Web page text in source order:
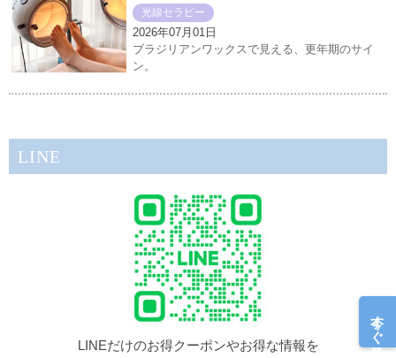
光線セラピー
2026年07月01日
ブラジリアンワックスで見える、更年期のサイ
ン。
LINE
LINEだけのお得クーポンやお得な情報を
今すぐ予約